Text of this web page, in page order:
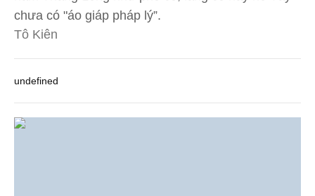
chưa có "áo giáp pháp lý”.
Tô Kiên
undefined